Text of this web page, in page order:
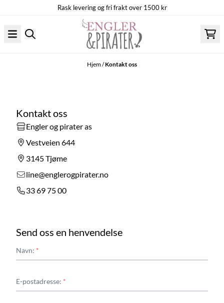
Rask levering og fri frakt over 1500 kr
Hjem/Kontakt oss
Kontakt oss
Engler og pirater as
Vestveien 644
3145 Tjøme
line@englerogpirater.no
33 69 75 00
Send oss en henvendelse
Navn: *
E-postadresse: *